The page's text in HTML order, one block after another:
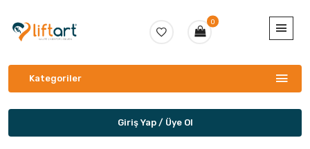
0
Kategoriler
Giriş Yap / Üye Ol